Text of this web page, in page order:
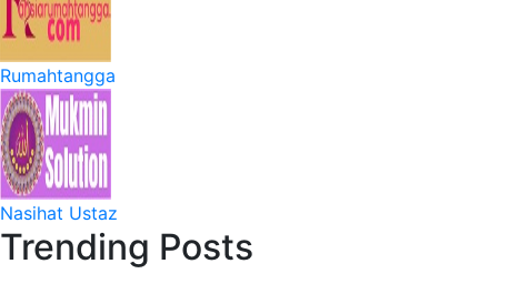
Rumahtangga
Nasihat Ustaz
Trending Posts